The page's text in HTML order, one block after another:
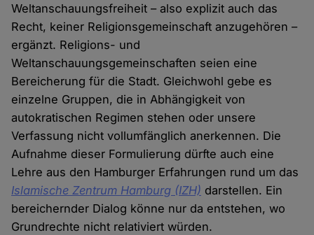
Weltanschauungsfreiheit – also explizit auch das
Recht, keiner Religionsgemeinschaft anzugehören –
ergänzt. Religions- und
Weltanschauungsgemeinschaften seien eine
Bereicherung für die Stadt. Gleichwohl gebe es
einzelne Gruppen, die in Abhängigkeit von
autokratischen Regimen stehen oder unsere
Verfassung nicht vollumfänglich anerkennen. Die
Aufnahme dieser Formulierung dürfte auch eine
Lehre aus den Hamburger Erfahrungen rund um das
Islamische Zentrum Hamburg (IZH) darstellen. Ein
bereichernder Dialog könne nur da entstehen, wo
Grundrechte nicht relativiert würden.